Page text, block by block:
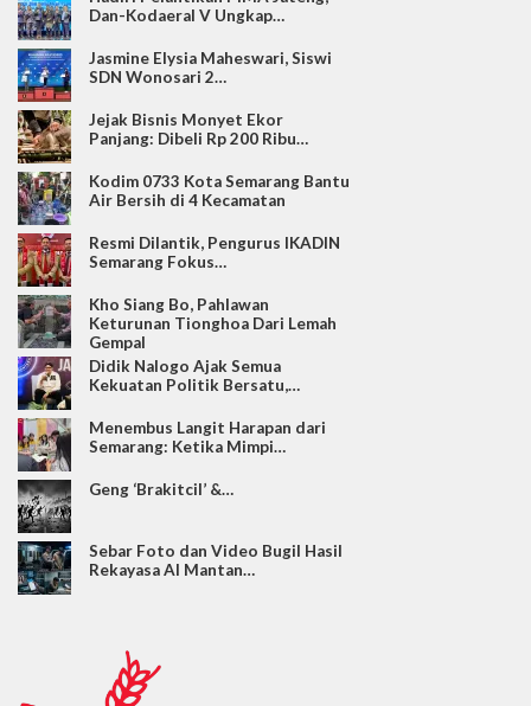
Dan-Kodaeral V Ungkap…
Jasmine Elysia Maheswari, Siswi
SDN Wonosari 2…
Jejak Bisnis Monyet Ekor
Panjang: Dibeli Rp 200 Ribu…
Kodim 0733 Kota Semarang Bantu
Air Bersih di 4 Kecamatan
Resmi Dilantik, Pengurus IKADIN
Semarang Fokus…
Kho Siang Bo, Pahlawan
Keturunan Tionghoa Dari Lemah
Gempal
Didik Nalogo Ajak Semua
Kekuatan Politik Bersatu,…
Menembus Langit Harapan dari
Semarang: Ketika Mimpi…
Geng ‘Brakitcil’ &…
Sebar Foto dan Video Bugil Hasil
Rekayasa AI Mantan…